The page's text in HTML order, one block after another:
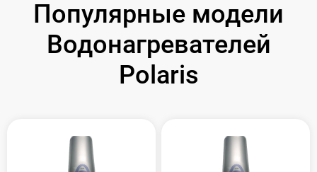
Популярные модели
Водонагревателей
Polaris